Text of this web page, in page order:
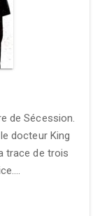
de Sécession.
docteur King
trace de trois